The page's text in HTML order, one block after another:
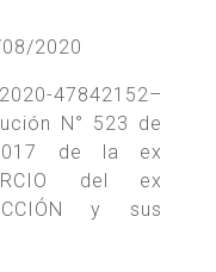
2020
47842152–
N° 523 de
de la ex
del ex
y sus